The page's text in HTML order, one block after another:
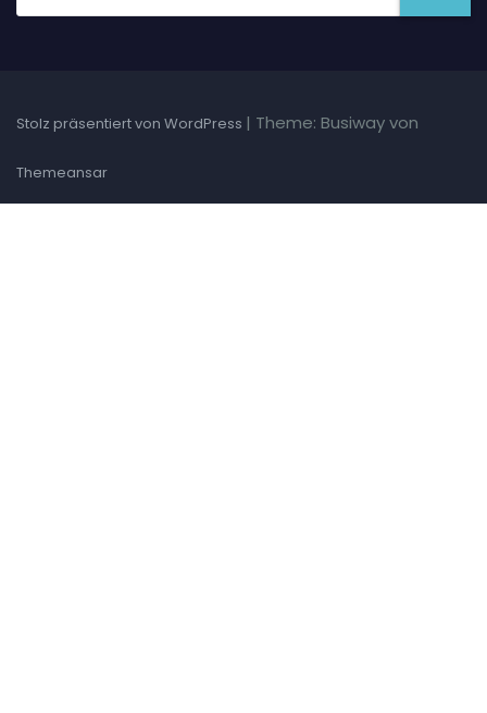
Stolz präsentiert von WordPress | Theme: Busiway von
Themeansar